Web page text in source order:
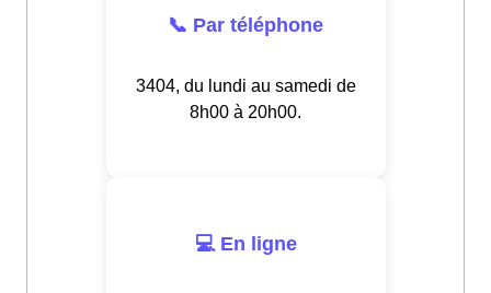
📞 Par téléphone
3404, du lundi au samedi de
8h00 à 20h00.
💻 En ligne